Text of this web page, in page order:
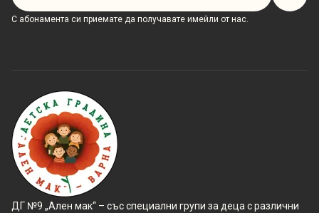
С абонамента си приемате да получавате имейли от нас.
ДГ №9 „Ален мак“ – със специални групи за деца с различни